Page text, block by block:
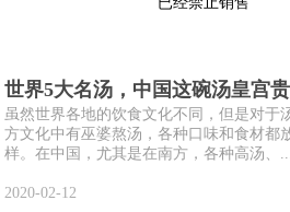
世界5大名汤，中国这碗汤皇宫
虽然世界各地的饮食文化不同，但是对于
方文化中有巫婆熬汤，各种口味和食材都
样。在中国，尤其是在南方，各种高汤、
2020-02-12